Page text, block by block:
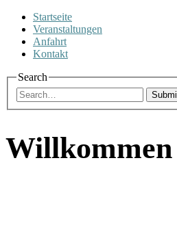
Startseite
Veranstaltungen
Anfahrt
Kontakt
Search
Willkommen